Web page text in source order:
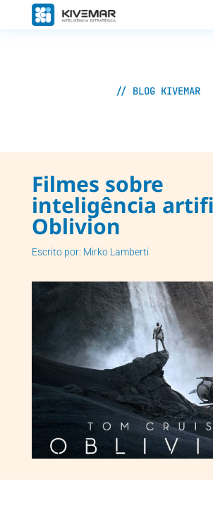
// BLOG KIVEMAR
Filmes sobre
inteligência
Oblivion
Escrito por: Mirko Lamberti